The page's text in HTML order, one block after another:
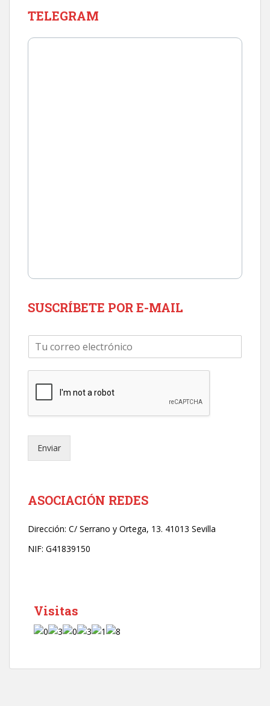
TELEGRAM
SUSCRÍBETE POR E-MAIL
e
e
t
n
o
*
Enviar
ASOCIACIÓN REDES
Dirección: C/ Serrano y Ortega, 13. 41013 Sevilla
NIF: G41839150
Visitas